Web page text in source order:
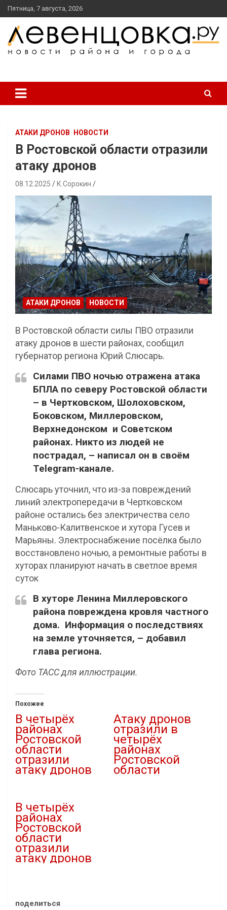
перейти
к
содержанию
Пятница, 7 августа, 2026
АТАКИ ДРОНОВ НОВОСТИ
В Ростовской области отразили
атаку дронов
08.12.2025 К.Сорокин
АТАКИ ДРОНОВ НОВОСТИ
В Ростовской области силы ПВО отразили
атаку дронов в шести районах, сообщил
губернатор региона Юрий Слюсарь.
Силами ПВО ночью отражена атака
БПЛА по северу Ростовской области
– в Чертковском, Шолоховском,
Боковском, Миллеровском,
Верхнедонском и Советском
районах. Никто из людей не
пострадал, – написал он в своём
Telegram-канале.
Слюсарь уточнил, что из-за повреждений
линий электропередачи в Чертковском
районе остались без электричества село
Маньково-Калитвенское и хутора Гусев и
Марьяны. Электроснабжение посёлка было
восстановлено ночью, а ремонтные работы в
хуторах планируют начать в светлое время
суток
В хуторе Ленина Миллеровского
района повреждена кровля частного
дома. Информация о последствиях
на земле уточняется, – добавил
глава региона.
Фото ТАСС для иллюстрации.
Похожее
В четырёх
районах
Ростовской
области
отразили
атаку дронов
Атаку дронов
отразили в
четырёх
районах
Ростовской
области
В четырёх
районах
Ростовской
области
отразили
атаку дронов
поделиться